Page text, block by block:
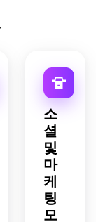
소
셜
및
마
케
팅
모